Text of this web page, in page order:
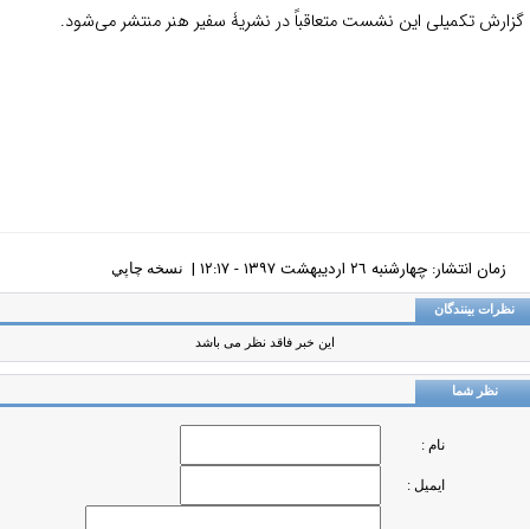
تکمیلی این نشست متعاقباً در نشریۀ سفیر هنر منتشر می‌‌شود.
زمان انتشار: چهارشنبه ٢٦ ارديبهشت ١٣٩٧ - ١٢:١٧ | نسخه چاپي
بینندگان
این خبر فاقد نظر می باشد
نظر شما
نام :
ایمیل :